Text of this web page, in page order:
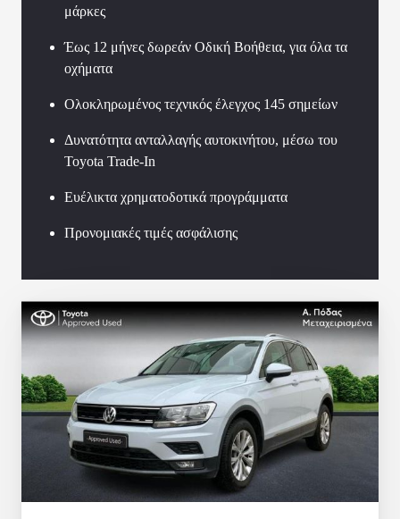
μάρκες
Έως 12 μήνες δωρεάν Οδική Βοήθεια, για όλα τα
οχήματα
Ολοκληρωμένος τεχνικός έλεγχος 145 σημείων
Δυνατότητα ανταλλαγής αυτοκινήτου, μέσω του
Toyota Trade-In
Ευέλικτα χρηματοδοτικά προγράμματα
Προνομιακές τιμές ασφάλισης